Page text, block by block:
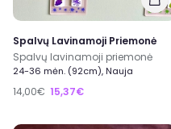
Spalvų Lavinamoji Priemonė
Spalvų lavinamoji priemonė
24-36 mėn. (92cm), Nauja
14,00€ 15,37€